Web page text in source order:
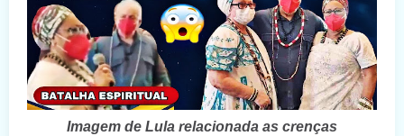
Imagem de Lula relacionada as crenças